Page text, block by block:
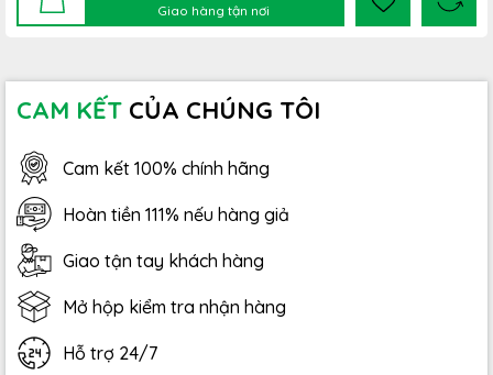
Giao hàng tận nơi
CAM KẾT CỦA CHÚNG TÔI
Cam kết 100% chính hãng
Hoàn tiền 111% nếu hàng giả
Giao tận tay khách hàng
Mở hộp kiểm tra nhận hàng
Hỗ trợ 24/7